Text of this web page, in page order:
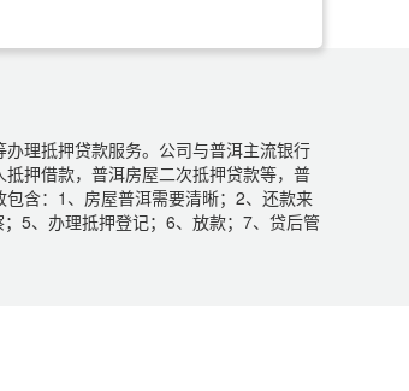
理抵押贷款服务。公司与普洱主流银行
押借款，普洱房屋二次抵押贷款等，普
含：1、房屋普洱需要清晰；2、还款来
5、办理抵押登记；6、放款；7、贷后管